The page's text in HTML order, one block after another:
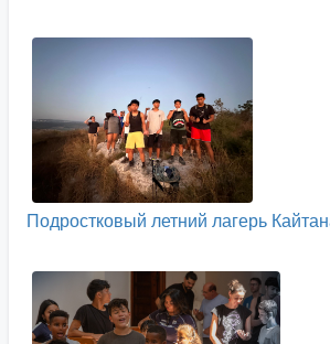
Подростковый летний лагерь